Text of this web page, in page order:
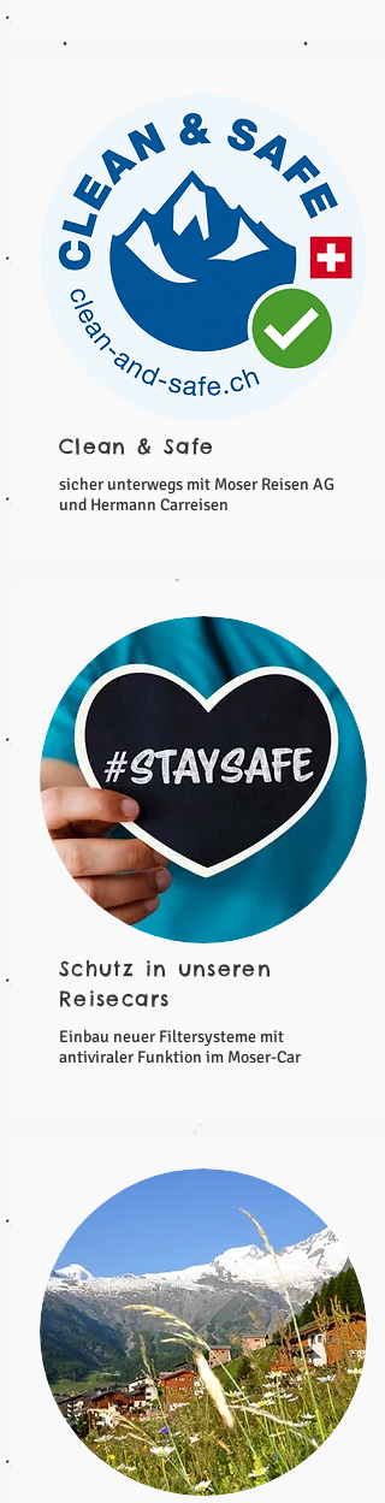
Clean & Safe
sicher unterwegs mit Moser Reisen AG
und Hermann Carreisen
Schutz in unseren
Reisecars
Einbau neuer Filtersysteme mit
antiviraler Funktion im Moser-Car